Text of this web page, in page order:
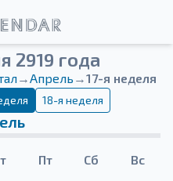
2919 года
→Апрель →17-я неделя
18-я неделя
Пт Сб Вс